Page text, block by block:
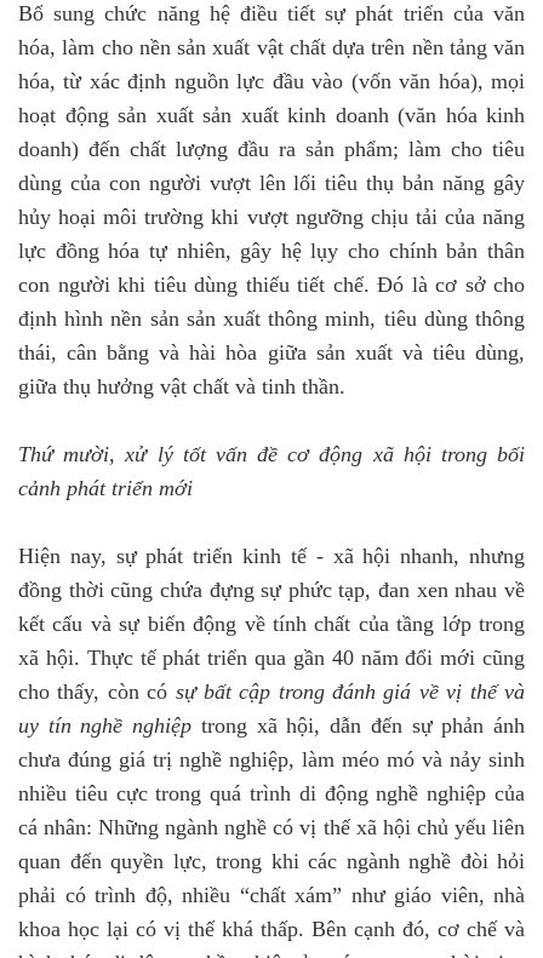
Bổ sung chức năng hệ điều tiết sự phát triển của văn
hóa, làm cho nền sản xuất vật chất dựa trên nền tảng văn
hóa, từ xác định nguồn lực đầu vào (vốn văn hóa), mọi
hoạt động sản xuất sản xuất kinh doanh (văn hóa kinh
doanh) đến chất lượng đầu ra sản phẩm; làm cho tiêu
dùng của con người vượt lên lối tiêu thụ bản năng gây
hủy hoại môi trường khi vượt ngưỡng chịu tải của năng
lực đồng hóa tự nhiên, gây hệ lụy cho chính bản thân
con người khi tiêu dùng thiếu tiết chế. Đó là cơ sở cho
định hình nền sản sản xuất thông minh, tiêu dùng thông
thái, cân bằng và hài hòa giữa sản xuất và tiêu dùng,
giữa thụ hưởng vật chất và tinh thần.
Thứ mười, xử lý tốt vấn đề cơ động xã hội trong bối
cảnh phát triển mới
Hiện nay, sự phát triển kinh tế - xã hội nhanh, nhưng
đồng thời cũng chứa đựng sự phức tạp, đan xen nhau về
kết cấu và sự biến động về tính chất của tầng lớp trong
xã hội. Thực tế phát triển qua gần 40 năm đổi mới cũng
cho thấy, còn có sự bất cập trong đánh giá về vị thế và
uy tín nghề nghiệp trong xã hội, dẫn đến sự phản ánh
chưa đúng giá trị nghề nghiệp, làm méo mó và nảy sinh
nhiều tiêu cực trong quá trình di động nghề nghiệp của
cá nhân: Những ngành nghề có vị thế xã hội chủ yếu liên
quan đến quyền lực, trong khi các ngành nghề đòi hỏi
phải có trình độ, nhiều “chất xám” như giáo viên, nhà
khoa học lại có vị thế khá thấp. Bên cạnh đó, cơ chế và